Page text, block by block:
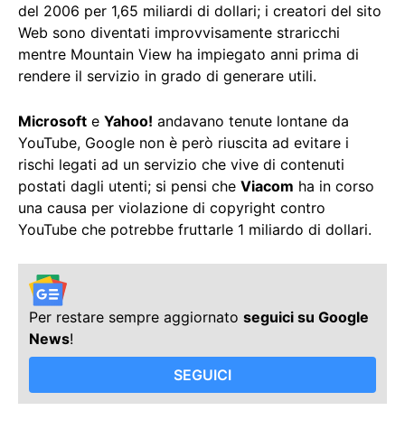
del 2006 per 1,65 miliardi di dollari; i creatori del sito
Web sono diventati improvvisamente straricchi
mentre Mountain View ha impiegato anni prima di
rendere il servizio in grado di generare utili.
Microsoft e Yahoo! andavano tenute lontane da
YouTube, Google non è però riuscita ad evitare i
rischi legati ad un servizio che vive di contenuti
postati dagli utenti; si pensi che Viacom ha in corso
una causa per violazione di copyright contro
YouTube che potrebbe fruttarle 1 miliardo di dollari.
Per restare sempre aggiornato seguici su Google
News!
SEGUICI